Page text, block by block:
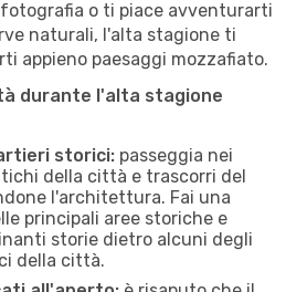
o ti piace avventurarti
naturali, l'alta stagione ti
appieno paesaggi mozzafiato.
durante l'alta stagione
storici: passeggia nei
della città e trascorri del
l'architettura. Fai una
principali aree storiche e
storie dietro alcuni degli
della città.